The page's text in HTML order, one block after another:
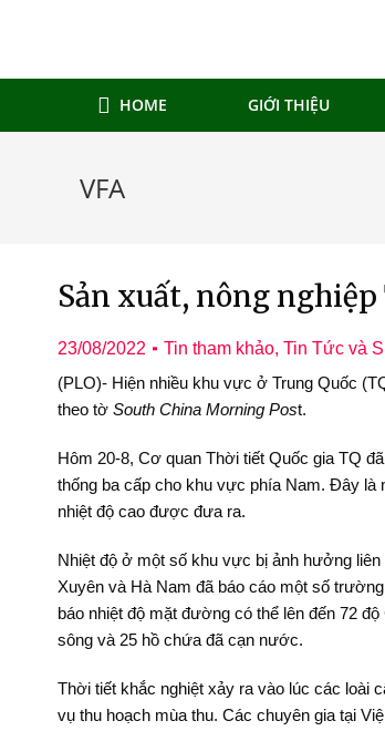
HOME GIỚI THIỆU
VFA
Sản xuất, nông
23/08/2022 Tin tham khảo, Tin Tức và
(PLO)- Hiện nhiều khu vực ở Trung Quốc
theo tờ South China Morning Post.
Hôm 20-8, Cơ quan Thời tiết Quốc gia TQ
thống ba cấp cho khu vực phía Nam. Đây là
nhiệt độ cao được đưa ra.
Nhiệt độ ở một số khu vực bị ảnh hưởng
Xuyên và Hà Nam đã báo cáo một số
báo nhiệt độ mặt đường có thể lên đến 72
sông và 25 hồ chứa đã cạn nước.
Thời tiết khắc nghiệt xảy ra vào lúc các loài
vụ thu hoạch mùa thu. Các chuyên gia tại